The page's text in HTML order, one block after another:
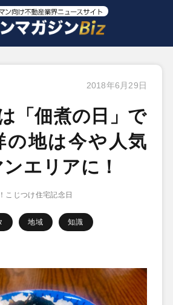
2018年6月29日
「佃煮の日」で
の地は今や人気
エリアに！
こじつけ住宅記念日
地域 知識